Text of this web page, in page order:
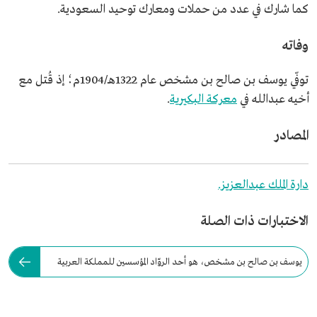
كما شارك في عدد من حملات ومعارك توحيد السعودية.
وفاته
توفّي يوسف بن صالح بن مشخص عام 1322هـ/1904م؛ إذ قُتل مع
أخيه عبدالله في معركة البكيرية.
المصادر
دارة الملك عبدالعزيز.
الاختبارات ذات الصلة
يوسف بن صالح بن مشخص، هو أحد الروّاد المؤسسين للمملكة العربية